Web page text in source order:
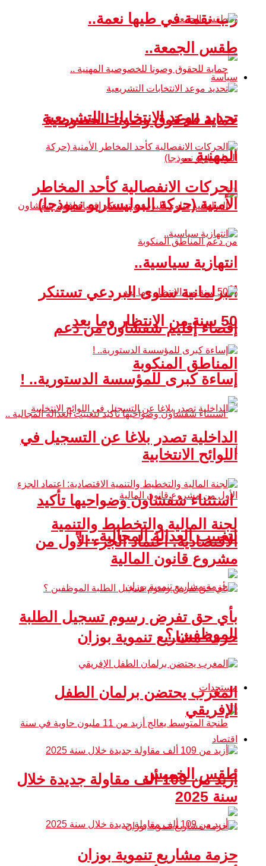
رب نقمة في طيها نعمة..
حماية للحقوق وصونا للخصوصية
المهنية ..
البرلمانية سلوى البردعي تستنكر
إقصاء إقليم شفشاون من دعم
المناطق المنكوبة
استثناء شفشاون وضواحيها تأكيد
لتغييب العدالة المجالية .. !
حزمة مشاريع تنموية بوزان
مستجدات
طقس الخميس
طقس الجمعة..
سياسة
تحديد موعد الانتخابات التشريعية
الحركات الانفصالية كأحد المخاطر
الأمنية (حركة البوليساريو نموذجا)
انتهازية سياسية..
50 سنة من الانتظار وما بعد
إساءة كبرى للمؤسسة الدستورية.. !
الداخلية تصدر بلاغا عن التسجيل في
اللوائح الانتخابية
لجنة المالية والتخطيط والتنمية
الاقتصادية: اعتماد الجزء الأول من
مشروع قانون المالية
بأي حق تفرض رسوم تسجيل الطلبة
الموظفين ؟
المغرب يحتضن برلمان الطفل
الإفريقي
اقتصاد
أزيد من 109 ألف مقاولة جديدة خلال
سنة 2025
حزمة مشاريع تنموية بوزان